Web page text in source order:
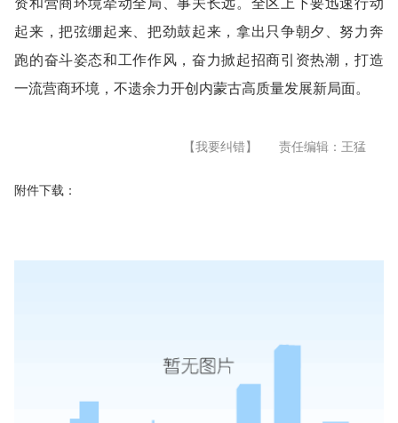
起来，把弦绷起来、把劲鼓起来，拿出只争朝夕、努力奔
跑的奋斗姿态和工作作风，奋力掀起招商引资热潮，打造
一流营商环境，不遗余力开创内蒙古高质量发展新局面。
【我要纠错】 责任编辑：王猛
附件下载：